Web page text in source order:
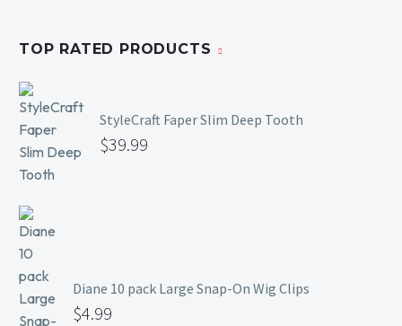
TOP RATED PRODUCTS
StyleCraft Faper Slim Deep Tooth
$39.99
Diane 10 pack Large Snap-On Wig Clips
$4.99